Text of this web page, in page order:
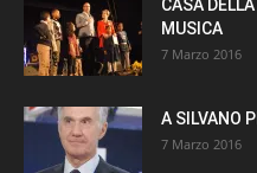
CASA
MUSICA
7 Marzo 2016
A SILVANO
7 Marzo 2016